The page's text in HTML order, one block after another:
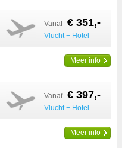
Vanaf € 351,-
Vlucht + Hotel
Meer info
Vanaf € 397,-
Vlucht + Hotel
Meer info